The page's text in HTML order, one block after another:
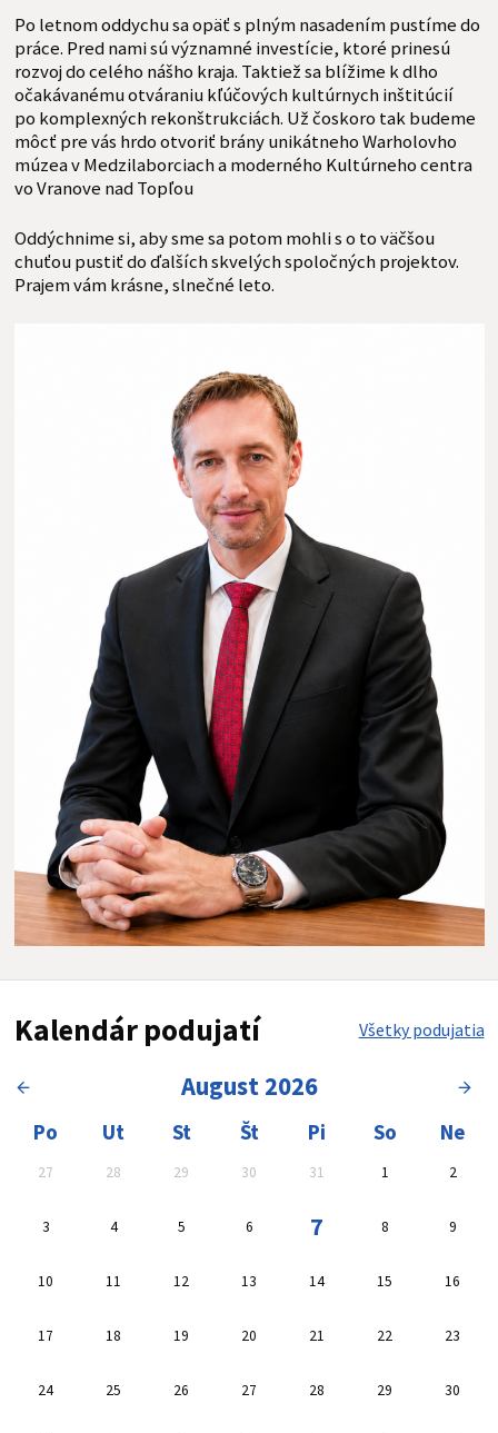
Po letnom oddychu sa opäť s plným nasadením pustíme do
práce. Pred nami sú významné investície, ktoré prinesú
rozvoj do celého nášho kraja. Taktiež sa blížime k dlho
očakávanému otváraniu kľúčových kultúrnych inštitúcií
po komplexných rekonštrukciách. Už čoskoro tak budeme
môcť pre vás hrdo otvoriť brány unikátneho Warholovho
múzea v Medzilaborciach a moderného Kultúrneho centra
vo Vranove nad Topľou
Oddýchnime si, aby sme sa potom mohli s o to väčšou
chuťou pustiť do ďalších skvelých spoločných projektov.
Prajem vám krásne, slnečné leto.
Kalendár podujatí Všetky podujatia
Kalendár, vyberte dátumOblasť výsledkov
August 2026
Po Ut St Št Pi So Ne
27 28 29 30 31 1 2
3 4 5 6 7 8 9
10 11 12 13 14 15 16
17 18 19 20 21 22 23
24 25 26 27 28 29 30